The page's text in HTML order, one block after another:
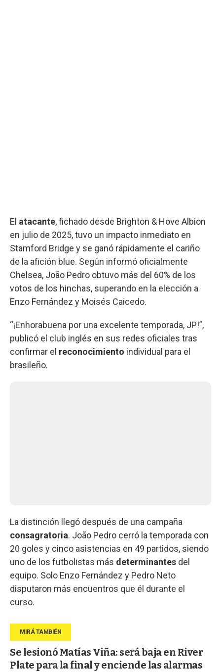
El atacante, fichado desde Brighton & Hove Albion
en julio de 2025, tuvo un impacto inmediato en
Stamford Bridge y se ganó rápidamente el cariño
de la afición blue. Según informó oficialmente
Chelsea, João Pedro obtuvo más del 60% de los
votos de los hinchas, superando en la elección a
Enzo Fernández y Moisés Caicedo.
“¡Enhorabuena por una excelente temporada, JP!”,
publicó el club inglés en sus redes oficiales tras
confirmar el reconocimiento individual para el
brasileño.
La distinción llegó después de una campaña
consagratoria. João Pedro cerró la temporada con
20 goles y cinco asistencias en 49 partidos, siendo
uno de los futbolistas más determinantes del
equipo. Solo Enzo Fernández y Pedro Neto
disputaron más encuentros que él durante el
curso.
Se lesionó Matías Viña: será baja en River
Plate para la final y enciende las alarmas